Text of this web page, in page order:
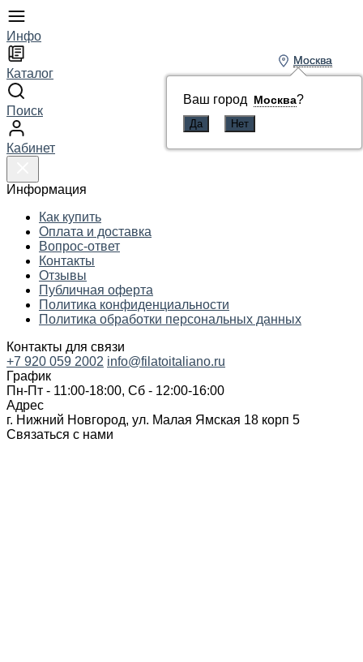
Инфо
Каталог
Поиск
Кабинет
Информация
Как купить
Оплата и доставка
Вопрос-ответ
Контакты
Отзывы
Публичная оферта
Политика конфиденциальности
Политика обработки персональных данных
Контакты для связи
Москва
Ваш город Москва?
+7 920 059 2002 info@filatoitaliano.ru
График
Пн-Пт - 11:00-18:00, Сб - 12:00-16:00
Адрес
г. Нижний Новгород, ул. Малая Ямская 18 корп 5
Связаться с нами
Москва
Ваш город Москва?